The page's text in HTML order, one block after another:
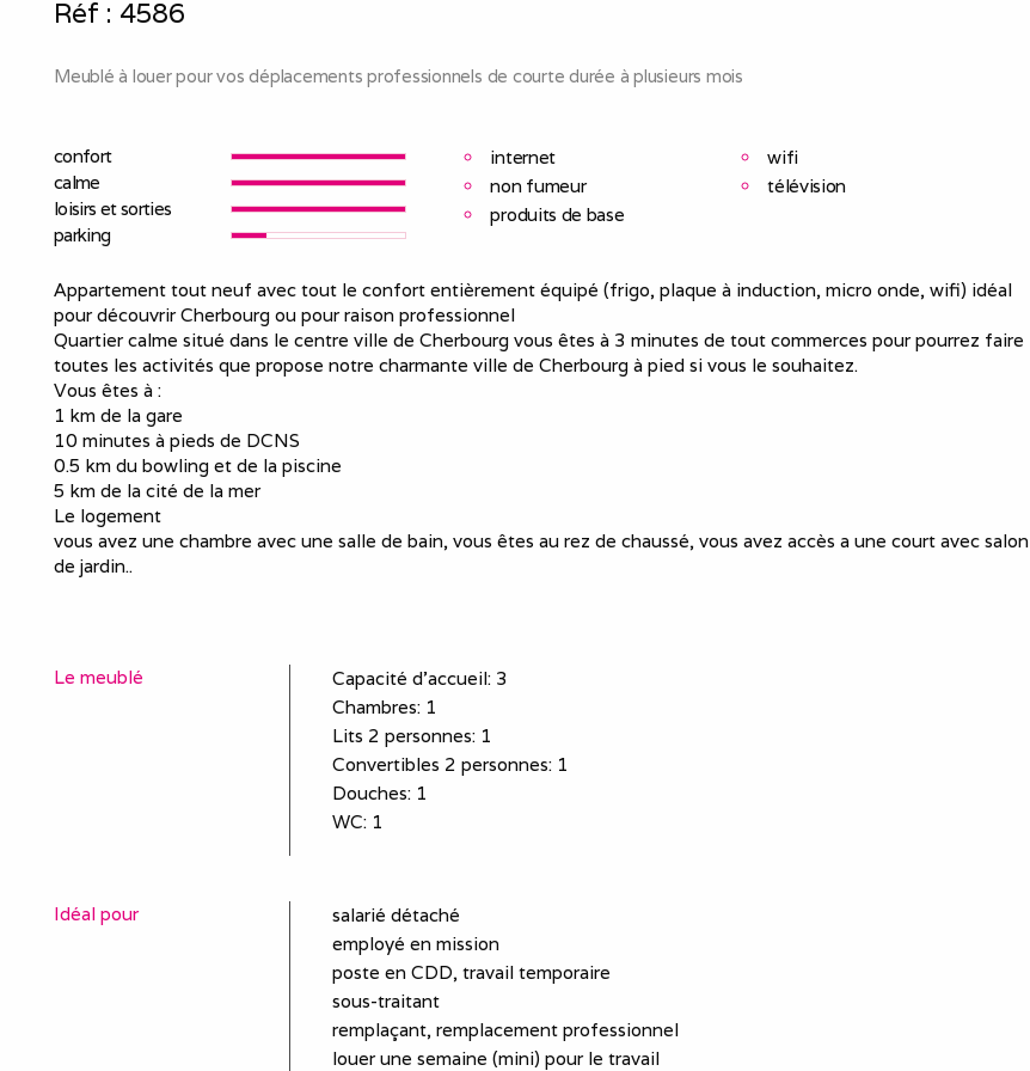
Réf : 4586
Meublé à louer pour vos déplacements professionnels de courte durée à plusieurs mois
confort
calme
loisirs et sorties
parking
internet
wifi
non fumeur
télévision
produits de base
Appartement tout neuf avec tout le confort entièrement équipé (frigo, plaque à induction, micro onde, wifi) idéal
pour découvrir Cherbourg ou pour raison professionnel
Quartier calme situé dans le centre ville de Cherbourg vous êtes à 3 minutes de tout commerces pour pourrez faire
toutes les activités que propose notre charmante ville de Cherbourg à pied si vous le souhaitez.
Vous êtes à :
1 km de la gare
10 minutes à pieds de DCNS
0.5 km du bowling et de la piscine
5 km de la cité de la mer
Le logement
vous avez une chambre avec une salle de bain, vous êtes au rez de chaussé, vous avez accès a une court avec salon
de jardin..
Le meublé Capacité d'accueil: 3
Chambres: 1
Lits 2 personnes: 1
Convertibles 2 personnes: 1
Douches: 1
WC: 1
Idéal pour
salarié détaché
employé en mission
poste en CDD, travail temporaire
sous-traitant
remplaçant, remplacement professionnel
louer une semaine (mini) pour le travail